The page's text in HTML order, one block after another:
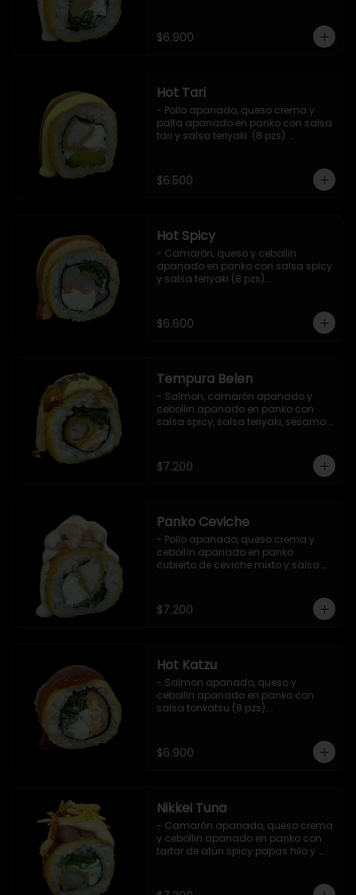
$6.900
Hot Tari
- Pollo apanado, queso crema y
palta apanado en panko con salsa
tari y salsa teriyaki  (8 pzs).
$6.500
Hot Spicy
- Camarón, queso y cebollin
apanado en panko con salsa spicy
y salsa teriyaki (8 pzs).
$6.600
Tempura Belen
- Salmon, camarón apanado y
cebollin apanado en panko con
salsa spicy, salsa teriyaki, sésamo
$7.200
Panko Ceviche
- Pollo apanado, queso crema y
cebollín apanado en panko
cubierto de ceviche mixto y salsa
$7.200
Hot Katzu
- Salmon apanado, queso y
cebollin apanado en panko con
salsa tonkatsu (8 pzs).
$6.900
Nikkei Tuna
- Camarón apanado, queso crema
y cebollin apanado en panko con
tartar de atún spicy papas hilo y